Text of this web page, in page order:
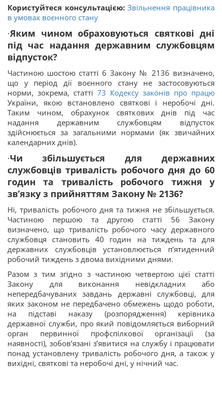
Користуйтеся консультацією:Звільнення працівника
в умовах воєнного стану
·Яким чином обраховуються святкові дні
під час надання державним службовцям
відпусток?
Частиною шостою статті 6 Закону № 2136 визначено,
що у період дії воєнного стану не застосовуються
норми, зокрема, статті 73 Кодексу законів про працю
України, якою встановлено святкові і неробочі дні.
Таким чином, обрахунок святкових днів під час
надання державним службовцям відпусток
здійснюється за загальними нормами (як звичайних
календарних днів).
·Чи збільшується для державних
службовців тривалість робочого дня до 60
годин та тривалість робочого тижня у
зв’язку з прийняттям Закону № 2136?
Ні, тривалість робочого дня та тижня не збільшується.
Частиною першою та другою статті 56 Закону
визначено, що тривалість робочого часу державного
службовця становить 40 годин на тиждень та для
державних службовців установлюється п’ятиденний
робочий тиждень з двома вихідними днями.
Разом з тим згідно з частиною четвертою цієї статті
Закону для виконання невідкладних або
непередбачуваних завдань державні службовці, для
яких законом не передбачено обмежень щодо роботи,
на підставі наказу (розпорядження) керівника
державної служби, про який повідомляється виборний
орган первинної профспілкової організації (за
наявності), зобов’язані з’явитися на службу і працювати
понад установлену тривалість робочого дня, а також у
вихідні, святкові та неробочі дні, у нічний час.